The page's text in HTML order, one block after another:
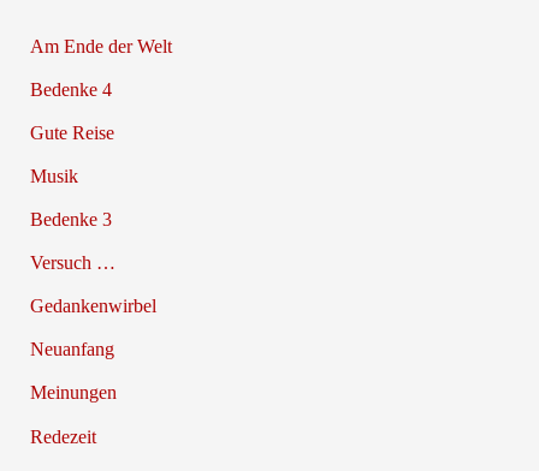
Am Ende der Welt
Bedenke 4
Gute Reise
Musik
Bedenke 3
Versuch …
Gedankenwirbel
Neuanfang
Meinungen
Redezeit